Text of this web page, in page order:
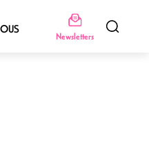
Newsletters